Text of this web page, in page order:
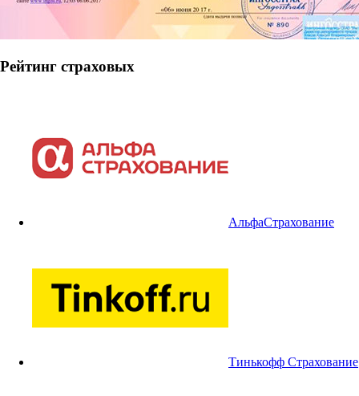
Рейтинг страховых
АльфаСтрахование
Тинькофф Страхование